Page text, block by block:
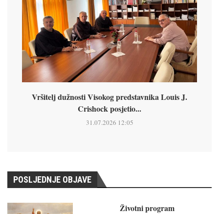
Vršitelj dužnosti Visokog predstavnika Louis J.
Crishock posjetio...
31.07.2026 12:05
POSLJEDNJE OBJAVE
Životni program